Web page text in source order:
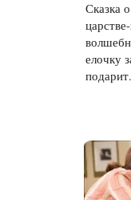
Сказка
елочку